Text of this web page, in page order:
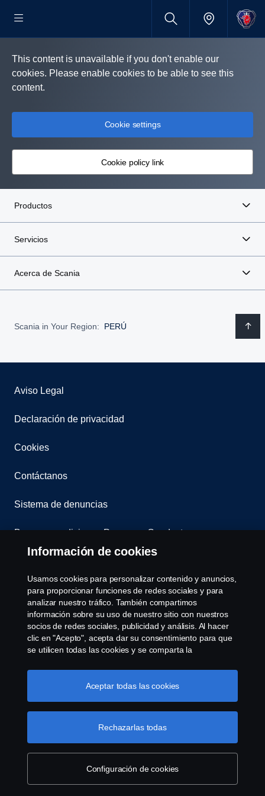
This content is unavailable if you don't enable our
cookies. Please enable cookies to be able to see this
content.
Cookie settings
Cookie policy link
Productos
Servicios
Acerca de Scania
Scania in Your Region: PERÚ
Aviso Legal
Declaración de privacidad
Cookies
Contáctanos
Sistema de denuncias
Bases y condiciones Programa Conductoras
Sucursal virtual Scania en linea
Cookie settings
CV AB (publ), SE-151 87 Södertälje, Sweden, Tel:
+46-8-55 38 10 00. RUC Scania del Perú:
20101363008
Información de cookies
Usamos cookies para personalizar contenido y anuncios,
para proporcionar funciones de redes sociales y para
analizar nuestro tráfico. También compartimos
información sobre su uso de nuestro sitio con nuestros
socios de redes sociales, publicidad y análisis. Al hacer
clic en "Acepto", acepta dar su consentimiento para que
se utilicen todas las cookies y se comparta la
haciendo clic en "Configuración de cookies" y
seleccionando las categorías que desea aceptar. Para
Enlace a la política de cookies
Configuración de cookies
Rechazarlas todas
Aceptar todas las cookies